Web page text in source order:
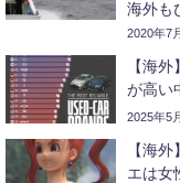
海外も
2020年7
【海
が高い
2025年5
【海
エは女